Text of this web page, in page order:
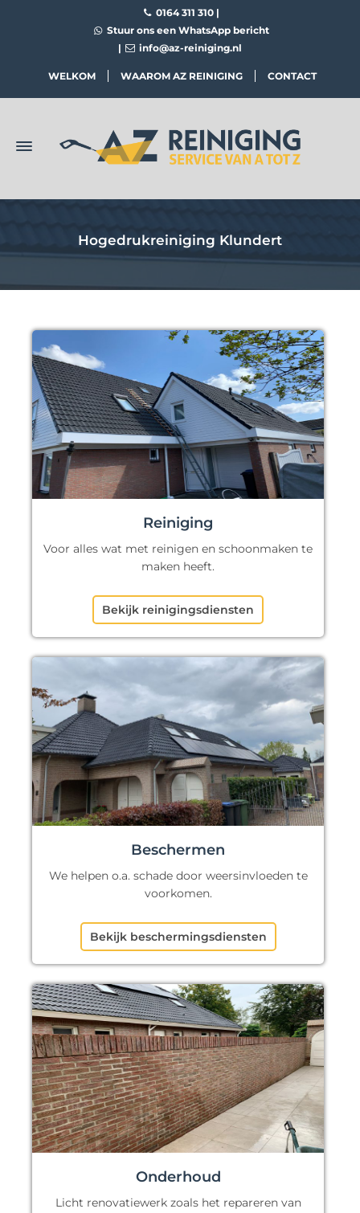
0164 311 310 |
Stuur ons een WhatsApp bericht
|
info@az-reiniging.nl
WELKOM WAAROM AZ REINIGING CONTACT
Hogedrukreiniging Klundert
Reiniging
Voor alles wat met reinigen en schoonmaken te
maken heeft.
Bekijk reinigingsdiensten
Beschermen
We helpen o.a. schade door weersinvloeden te
voorkomen.
Bekijk beschermingsdiensten
Onderhoud
Licht renovatiewerk zoals het repareren van